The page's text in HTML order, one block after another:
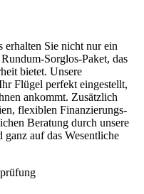
erhalten Sie nicht nur ein
Sorglos-Paket, das
bietet. Unsere
Flügel perfekt eingestellt,
ankommt. Zusätzlich
flexiblen Finanzierungs-
Beratung durch unsere
auf das Wesentliche